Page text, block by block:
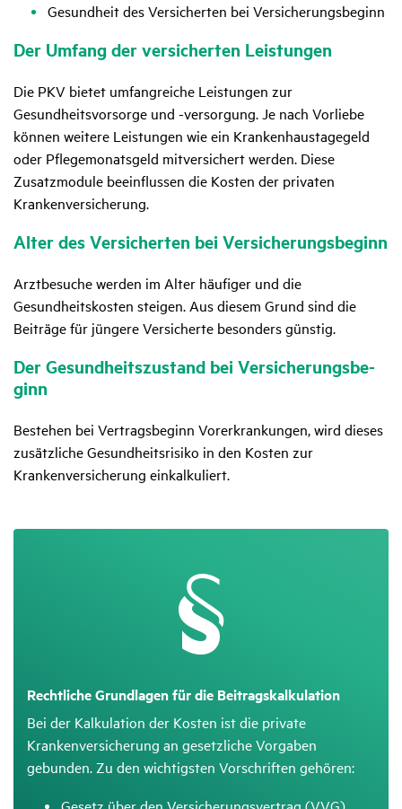
Gesundheit des Versicherten bei Versicherungsbeginn
Der Umfang der versi­cherten Leis­tungen
Die PKV bietet umfangreiche Leistungen zur
Gesundheitsvorsorge und -versorgung. Je nach Vorliebe
können weitere Leistungen wie ein Krankenhaustagegeld
oder Pflegemonatsgeld mitversichert werden. Diese
Zusatzmodule beeinflussen die Kosten der privaten
Krankenversicherung.
Alter des Versi­cherten bei Versi­che­rungs­be­ginn
Arztbesuche werden im Alter häufiger und die
Gesundheitskosten steigen. Aus diesem Grund sind die
Beiträge für jüngere Versicherte besonders günstig.
Der Gesund­heits­zu­stand bei Versi­che­rungs­be­
ginn
Bestehen bei Vertragsbeginn Vorerkrankungen, wird dieses
zusätzliche Gesundheitsrisiko in den Kosten zur
Krankenversicherung einkalkuliert.
Recht­liche Grund­lagen für die Beitrags­kal­ku­la­tion
Bei der Kalkulation der Kosten ist die private
Krankenversicherung an gesetzliche Vorgaben
gebunden. Zu den wichtigsten Vorschriften gehören: